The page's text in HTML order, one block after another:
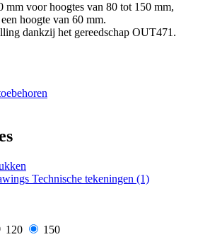
mm voor hoogtes van 80 tot 150 mm,
hoogte van 60 mm.
dankzij het gereedschap OUT471.
Technische tekeningen (1)
120
150